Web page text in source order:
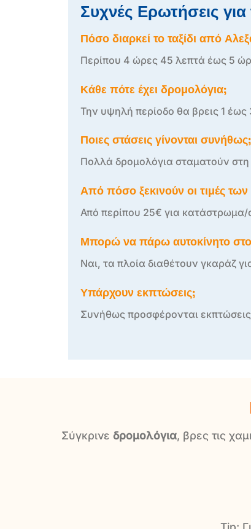
Συχνές Ερωτήσεις
Πόσο διαρκεί το ταξίδι από
Περίπου 4 ώρες 45 λεπτά έως 5
Κάθε πότε έχει δρομολόγια;
Την υψηλή περίοδο θα βρεις 1
Ποιες στάσεις γίνονται συνήθως;
Πολλά δρομολόγια σταματούν
Από πόσο ξεκινούν οι τιμές των
Από περίπου 25€ για
Μπορώ να πάρω αυτοκίνητο
Ναι, τα πλοία διαθέτουν γκαράζ
Υπάρχουν εκπτώσεις;
Συνήθως προσφέρονται
Σύγκρινε δρομολόγια, βρες τις